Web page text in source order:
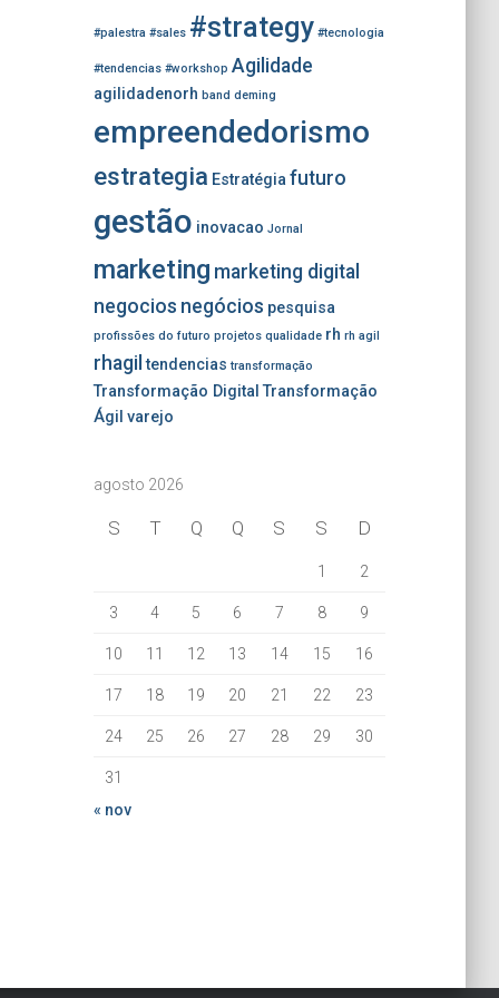
#palestra #sales #strategy #tecnologia
#tendencias #workshop Agilidade
agilidadenorh band deming
empreendedorismo
estrategia Estratégia futuro
gestão inovacao Jornal
marketing marketing digital
negocios negócios pesquisa
profissões do futuro projetos qualidade rh rh agil
rhagil tendencias transformação
Transformação Digital Transformação
Ágil varejo
agosto 2026
S T Q Q S S D
1 2
3 4 5 6 7 8 9
10 11 12 13 14 15 16
17 18 19 20 21 22 23
24 25 26 27 28 29 30
31
« nov